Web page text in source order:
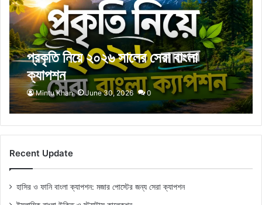
প্রকৃতি নিয়ে ২০২৬ সালের সেরা বাংলা
ক্যাপশন
Mintu Khan June 30, 2026 0
Recent Update
হাসির ও ফানি বাংলা ক্যাপশন: মজার পোস্টের জন্য সেরা ক্যাপশন